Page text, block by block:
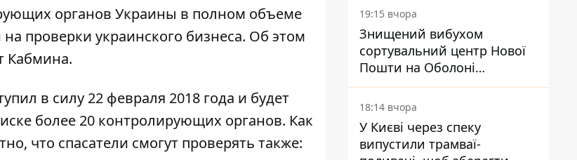
органов Украины в полном объеме
проверки украинского бизнеса. Об этом
Кабмина.
в силу 22 февраля 2018 года и будет
более 20 контролирующих органов. Как
что спасатели смогут проверять также:
19:15 вчора
Знищений вибухом
сортувальний центр Нової
Пошти на Оболоні
запрацював - видають
посилки
18:14 вчора
У Києві через спеку
випустили трамваї-